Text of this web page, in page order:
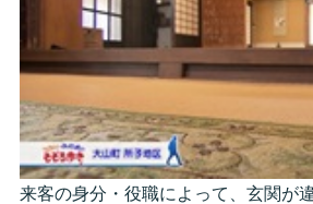
来客の身分・役職によって、玄関が